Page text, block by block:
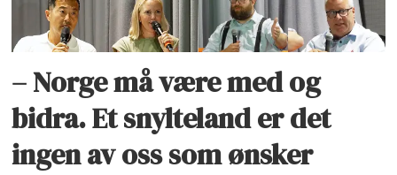
– Norge må være med og
bidra. Et snylteland er det
ingen av oss som ønsker